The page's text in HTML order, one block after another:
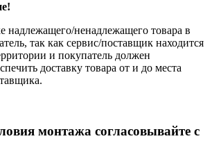
надлежащего/ненадлежащего товара в
так как сервис/поставщик находится
и покупатель должен
доставку товара от и до места
монтажа согласовывайте с